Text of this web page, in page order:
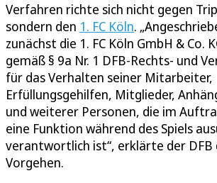
Verfahren richte sich nicht gegen
sondern den 1. FC Köln.
zunächst die 1. FC Köln GmbH & Co.
gemäß § 9a Nr. 1 DFB-Rechts- und
für das Verhalten seiner Mitarbeiter,
Erfüllungsgehilfen, Mitglieder,
und weiterer Personen, die im
eine Funktion während des Spiels
verantwortlich ist“, erklärte der DFB
Vorgehen.